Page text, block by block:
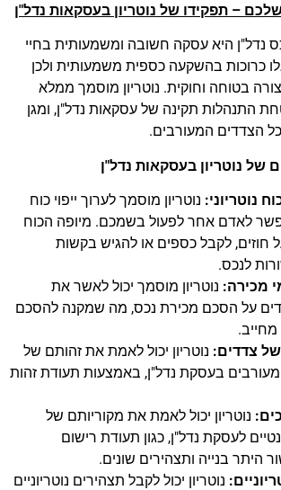
– תפקידו של נוטריון בעסקאות נדל"ן
נדל"ן היא עסקה חשובה ומשמעותית בחיי
כרוכות בהשקעה כספית משמעותית ולכן
בטוחה וחוקית. נוטריון מוסמך ממלא
התנהלות תקינה של עסקאות נדל"ן, ומגן
הצדדים המעורבים.
של נוטריון בעסקאות נדל"ן
נוטריוני: נוטריון מוסמך לערוך ייפוי כוח
לאדם אחר לפעול בשמכם. מיופה הכוח
חוזים, לקבל כספים או להגיש בקשות
לנכס.
מכירה: נוטריון מוסמך יכול לאשר את
על הסכם מכירת נכס, מה שמקנה להסכם
צדדים: נוטריון יכול לאמת את זהותם של
בעסקת נדל"ן, באמצעות תעודת זהות
נוטריון יכול לאמת את מקוריותם של
לעסקת נדל"ן, כגון תעודת רישום
היתר בנייה ותצהירים שונים.
נוטריון יכול לקבל תצהירים נוטריוניים